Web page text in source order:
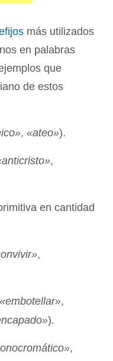
más utilizados
en palabras
que
de estos
,«ateo»).
anticristo»,
en cantidad
,
«embotellar»,
).
,